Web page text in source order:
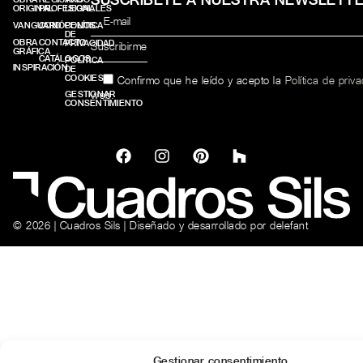
ORIGINAL
VANGUARD
OBRA
GRÁFICA
INSPIRACIÓN
PROFESIONALES
CONÓCENOS
CONTACTO
CATÁLOGOS
LEGAL
POLÍTICA
DE
PRIVACIDAD
POLÍTICA
DE
COOKIES
GESTIONAR
CONSENTIMIENTO
Confirmo que he leído y acepto la Política de
web.
© 2026 | Cuadros Sils | Diseñado y desarrollado por delefant